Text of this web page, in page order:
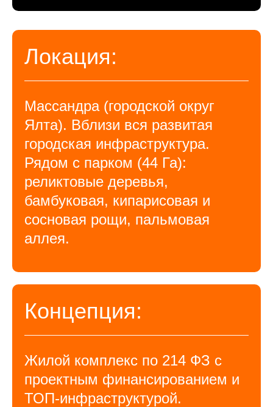
Локация:
Массандра (городской округ
Ялта). Вблизи вся развитая
городская инфраструктура.
Рядом с парком (44 Га):
реликтовые деревья,
бамбуковая, кипарисовая и
сосновая рощи, пальмовая
аллея.
Концепция:
Жилой комплекс по 214 ФЗ с
проектным финансированием и
ТОП-инфраструктурой.